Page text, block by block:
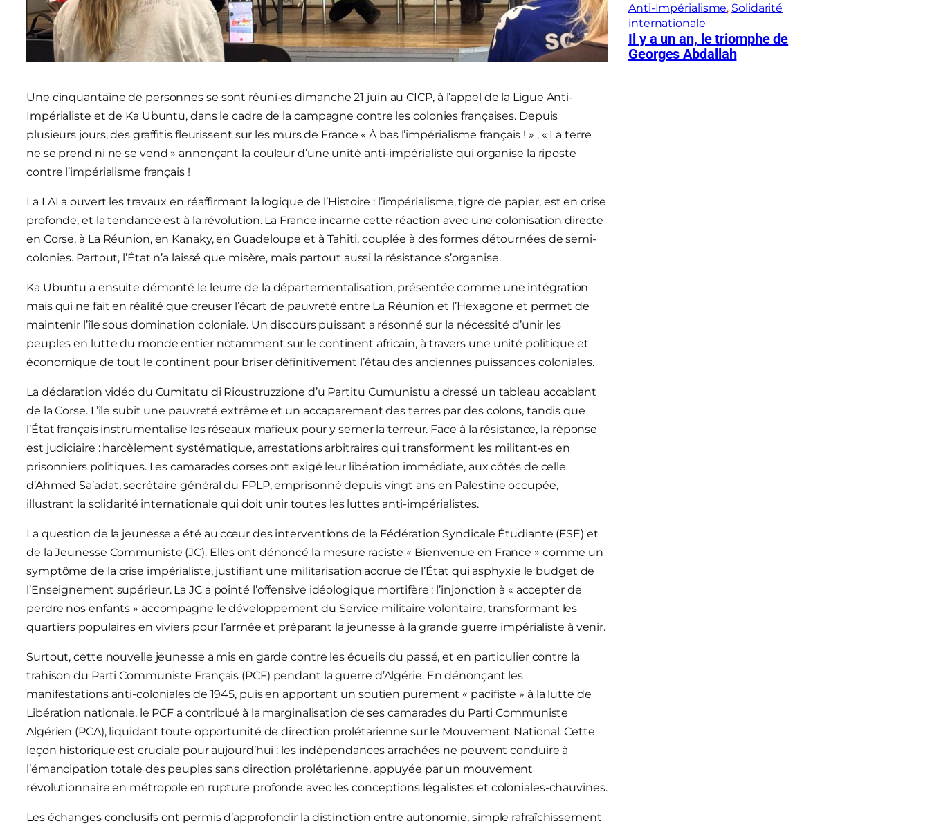
Une cinquantaine de personnes se sont réuni·es dimanche 21 juin au CICP, à l’appel de la Ligue Anti-
Impérialiste et de Ka Ubuntu, dans le cadre de la campagne contre les colonies françaises. Depuis
plusieurs jours, des graffitis fleurissent sur les murs de France « À bas l’impérialisme français ! » , « La terre
ne se prend ni ne se vend » annonçant la couleur d’une unité anti-impérialiste qui organise la riposte
contre l’impérialisme français !
La LAI a ouvert les travaux en réaffirmant la logique de l’Histoire : l’impérialisme, tigre de papier, est en crise
profonde, et la tendance est à la révolution. La France incarne cette réaction avec une colonisation directe
en Corse, à La Réunion, en Kanaky, en Guadeloupe et à Tahiti, couplée à des formes détournées de semi-
colonies. Partout, l’État n’a laissé que misère, mais partout aussi la résistance s’organise.
Ka Ubuntu a ensuite démonté le leurre de la départementalisation, présentée comme une intégration
mais qui ne fait en réalité que creuser l’écart de pauvreté entre La Réunion et l’Hexagone et permet de
maintenir l’île sous domination coloniale. Un discours puissant a résonné sur la nécessité d’unir les
peuples en lutte du monde entier notamment sur le continent africain, à travers une unité politique et
économique de tout le continent pour briser définitivement l’étau des anciennes puissances coloniales.
La déclaration vidéo du Cumitatu di Ricustruzzione d’u Partitu Cumunistu a dressé un tableau accablant
de la Corse. L’île subit une pauvreté extrême et un accaparement des terres par des colons, tandis que
l’État français instrumentalise les réseaux mafieux pour y semer la terreur. Face à la résistance, la réponse
est judiciaire : harcèlement systématique, arrestations arbitraires qui transforment les militant·es en
prisonniers politiques. Les camarades corses ont exigé leur libération immédiate, aux côtés de celle
d’Ahmed Sa’adat, secrétaire général du FPLP, emprisonné depuis vingt ans en Palestine occupée,
illustrant la solidarité internationale qui doit unir toutes les luttes anti-impérialistes.
La question de la jeunesse a été au cœur des interventions de la Fédération Syndicale Étudiante (FSE) et
de la Jeunesse Communiste (JC). Elles ont dénoncé la mesure raciste « Bienvenue en France » comme un
symptôme de la crise impérialiste, justifiant une militarisation accrue de l’État qui asphyxie le budget de
l’Enseignement supérieur. La JC a pointé l’offensive idéologique mortifère : l’injonction à « accepter de
perdre nos enfants » accompagne le développement du Service militaire volontaire, transformant les
quartiers populaires en viviers pour l’armée et préparant la jeunesse à la grande guerre impérialiste à venir.
Surtout, cette nouvelle jeunesse a mis en garde contre les écueils du passé, et en particulier contre la
trahison du Parti Communiste Français (PCF) pendant la guerre d’Algérie. En dénonçant les
manifestations anti-coloniales de 1945, puis en apportant un soutien purement « pacifiste » à la lutte de
Libération nationale, le PCF a contribué à la marginalisation de ses camarades du Parti Communiste
Algérien (PCA), liquidant toute opportunité de direction prolétarienne sur le Mouvement National. Cette
leçon historique est cruciale pour aujourd’hui : les indépendances arrachées ne peuvent conduire à
l’émancipation totale des peuples sans direction prolétarienne, appuyée par un mouvement
révolutionnaire en métropole en rupture profonde avec les conceptions légalistes et coloniales-chauvines.
Les échanges conclusifs ont permis d’approfondir la distinction entre autonomie, simple rafraîchissement
Anti-Impérialisme, Solidarité
internationale
Il y a un an, le triomphe de
Georges Abdallah